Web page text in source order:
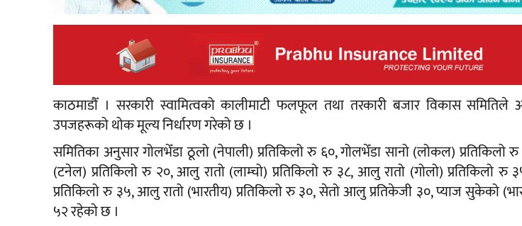
काठमाडौँ । सरकारी स्वामित्वको कालीमाटी फलफूल तथा तरकारी बजार विकास
उपजहरूको थोक मूल्य निर्धारण गरेको छ ।
समितिका अनुसार गोलभेँडा ठूलो (नेपाली) प्रतिकिलो रु ६०, गोलभेँडा सानो (लोकल) प्रतिकिलो
(टनेल) प्रतिकिलो रु २०, आलु रातो (लाम्चो) प्रतिकिलो रु ३८, आलु रातो (गोलो) प्रतिकिलो रु
प्रतिकिलो रु ३५, आलु रातो (भारतीय) प्रतिकिलो रु ३०, सेतो आलु प्रतिकेजी ३०, प्याज सुकेको
५२ रहेको छ ।